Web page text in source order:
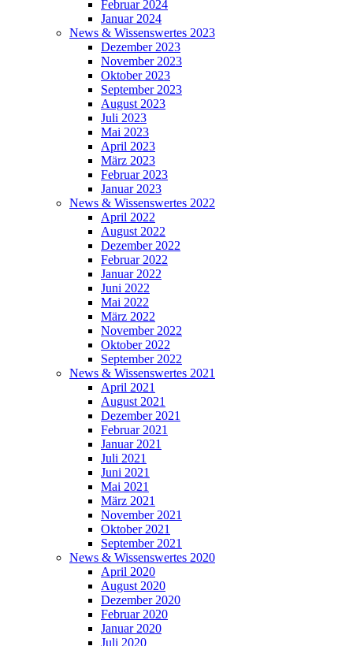
Februar 2024
Januar 2024
News & Wissenswertes 2023
Dezember 2023
November 2023
Oktober 2023
September 2023
August 2023
Juli 2023
Mai 2023
April 2023
März 2023
Februar 2023
Januar 2023
News & Wissenswertes 2022
April 2022
August 2022
Dezember 2022
Februar 2022
Januar 2022
Juni 2022
Mai 2022
März 2022
November 2022
Oktober 2022
September 2022
News & Wissenswertes 2021
April 2021
August 2021
Dezember 2021
Februar 2021
Januar 2021
Juli 2021
Juni 2021
Mai 2021
März 2021
November 2021
Oktober 2021
September 2021
News & Wissenswertes 2020
April 2020
August 2020
Dezember 2020
Februar 2020
Januar 2020
Juli 2020